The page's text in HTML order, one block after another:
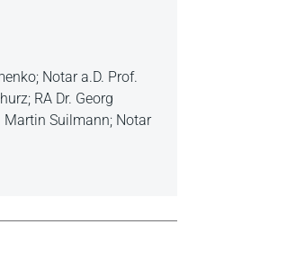
Notar a.D. Prof.
RA Dr. Georg
Martin Suilmann; Notar